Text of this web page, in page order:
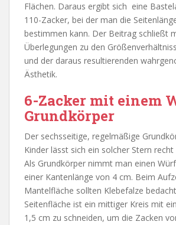
Flächen. Daraus ergibt sich eine
110-Zacker, bei der man die
bestimmen kann. Der Beitrag schließt
Überlegungen zu den
und der daraus resultierenden
Ästhetik.
6-Zacker mit einem
Grundkörper
Der sechsseitige, regelmäßige
Kinder lässt sich ein solcher Stern
Als Grundkörper nimmt man einen
einer Kantenlänge von 4 cm. Beim
Mantelfläche sollten Klebefalze
Seitenfläche ist ein mittiger Kreis mit
1,5 cm zu schneiden, um die Zacken